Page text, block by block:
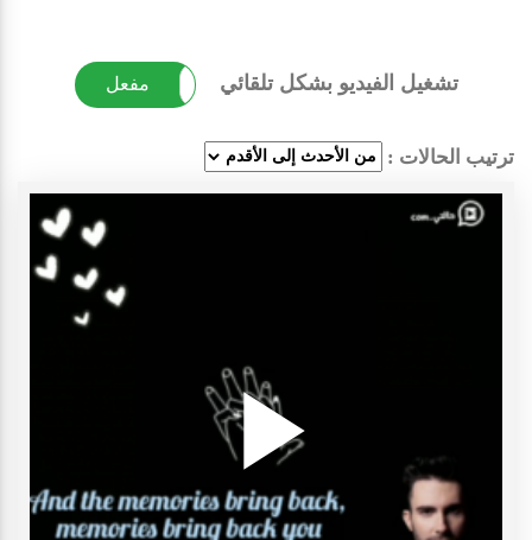
تشغيل الفيديو بشكل تلقائي مفعل غير مفعل
ترتيب الحالات :
Play